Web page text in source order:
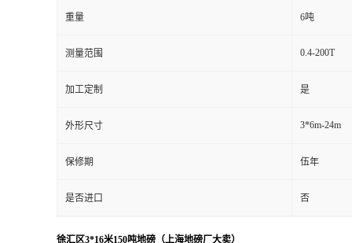
重量 6吨
测量范围 0.4-200T
加工定制 是
外形尺寸 3*6m-24m
保修期 伍年
是否进口 否
徐汇区3*16米150吨地磅（上海地磅厂大卖）